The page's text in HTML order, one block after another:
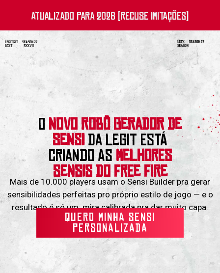
ATUALIZADO PARA 2026 (RECUSE IMITAÇÕES)
O NOVO ROBÔ GERADOR DE
SENSIDA LEGIT ESTÁ
CRIANDO AS MELHORES
SENSIS DO FREE FIRE
Mais de 10.000 players usam o Sensi Builder pra gerar
sensibilidades perfeitas pro próprio estilo de jogo — e o
resultado é só um: mira calibrada pra dar muito capa.
QUERO MINHA SENSI
PERSONALIZADA